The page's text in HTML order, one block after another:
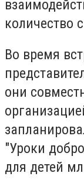
количество
Во время
они
"Уроки
для детей